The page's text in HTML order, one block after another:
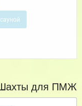
для ПМЖ